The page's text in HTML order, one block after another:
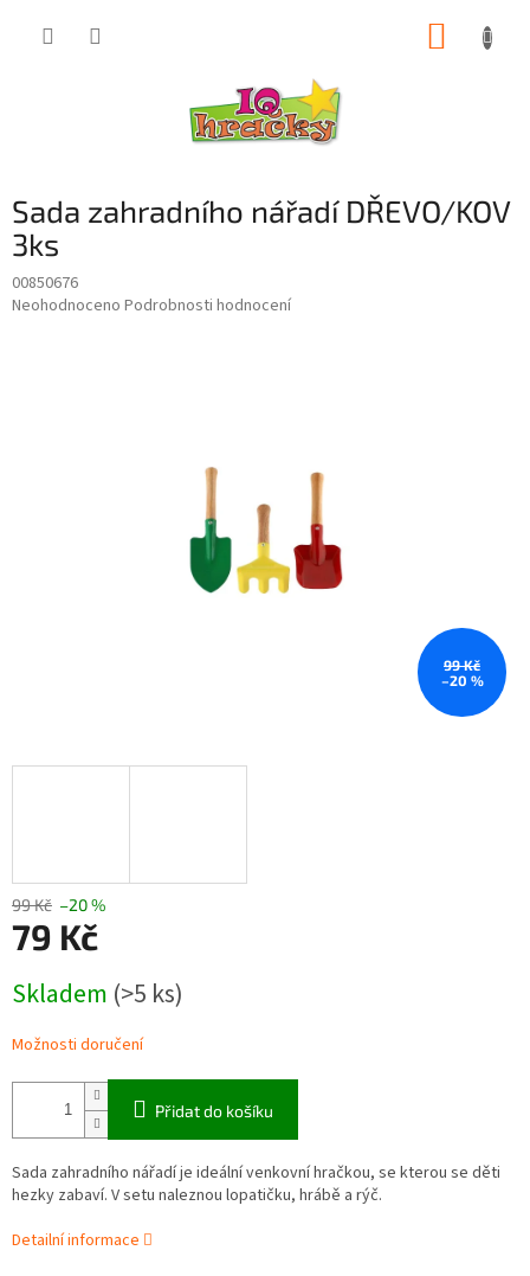
Sada zahradního nářadí DŘEVO/KOV
3ks
00850676
Průměrné
Neohodnoceno Podrobnosti hodnocení
99 Kč
–20 %
99 Kč –20 %
79 Kč
cena:
Skladem (>5 ks)
Možnosti doručení
Přidat do košíku
Sada zahradního nářadí je ideální venkovní hračkou, se kterou se děti
hezky zabaví. V setu naleznou lopatičku, hrábě a rýč.
Detailní informace